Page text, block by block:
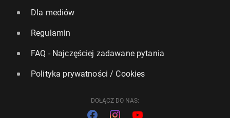
Dla mediów
Regulamin
FAQ - Najczęściej zadawane pytania
Polityka prywatności / Cookies
DOŁĄCZ DO NAS: